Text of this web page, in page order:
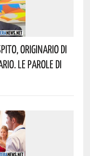
Originario Di
Le Parole Di